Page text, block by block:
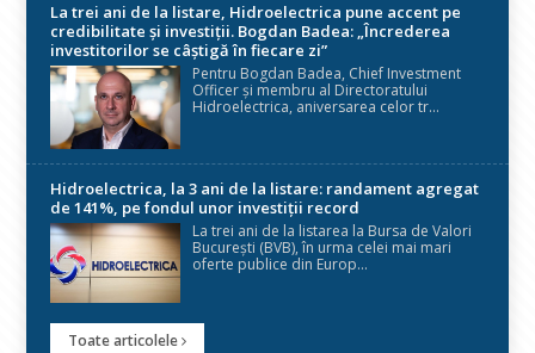
La trei ani de la listare, Hidroelectrica pune accent pe
credibilitate și investiții. Bogdan Badea: „Încrederea
investitorilor se câștigă în fiecare zi”
Pentru Bogdan Badea, Chief Investment
Officer și membru al Directoratului
Hidroelectrica, aniversarea celor tr...
Hidroelectrica, la 3 ani de la listare: randament agregat
de 141%, pe fondul unor investiții record
La trei ani de la listarea la Bursa de Valori
București (BVB), în urma celei mai mari
oferte publice din Europ...
Toate articolele